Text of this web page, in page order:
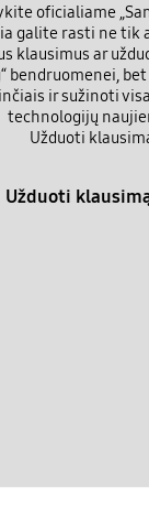
oficialiame
galite rasti ne tik
klausimus ar
bendruomenei,
ir sužinoti
technologijų
Užduoti
Užduoti